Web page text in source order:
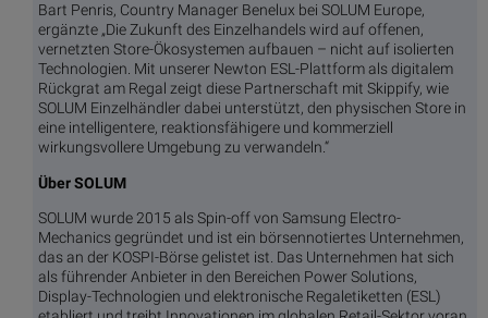
Bart Penris, Country Manager Benelux bei SOLUM Europe,
ergänzte „Die Zukunft des Einzelhandels wird auf offenen,
vernetzten Store-Ökosystemen aufbauen – nicht auf isolierten
Technologien. Mit unserer Newton ESL-Plattform als digitalem
Rückgrat am Regal zeigt diese Partnerschaft mit Skippify, wie
SOLUM Einzelhändler dabei unterstützt, den physischen Store in
eine intelligentere, reaktionsfähigere und kommerziell
wirkungsvollere Umgebung zu verwandeln.“
Über SOLUM
SOLUM wurde 2015 als Spin-off von Samsung Electro-
Mechanics gegründet und ist ein börsennotiertes Unternehmen,
das an der KOSPI-Börse gelistet ist. Das Unternehmen hat sich
als führender Anbieter in den Bereichen Power Solutions,
Display-Technologien und elektronische Regaletiketten (ESL)